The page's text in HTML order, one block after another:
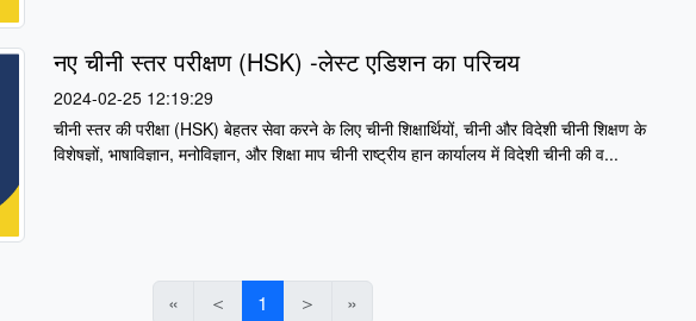
नए चीनी स्तर परीक्षण (HSK) -लेस्ट एडिशन का परिचय
2024-02-25 12:19:29
चीनी स्तर की परीक्षा (HSK) बेहतर सेवा करने के लिए चीनी शिक्षार्थियों, चीनी और विदेशी चीनी शिक्षण के
विशेषज्ञों, भाषाविज्ञान, मनोविज्ञान, और शिक्षा माप चीनी राष्ट्रीय हान कार्यालय में विदेशी चीनी की व...
« ＜ 1 ＞ »